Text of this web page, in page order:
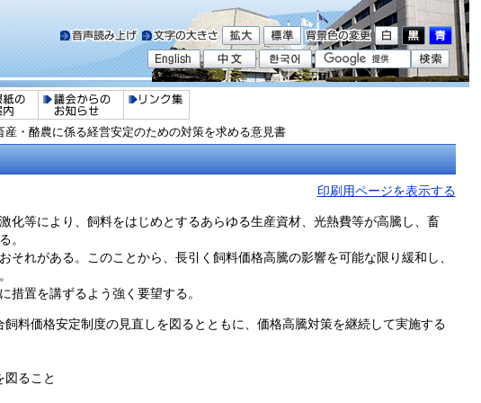
産・酪農に係る経営安定のための対策を求める意見書
印刷用ページを表示する
等により、飼料をはじめとするあらゆる生産資材、光熱費等が高騰し、畜
。
れがある。このことから、長引く飼料価格高騰の影響を可能な限り緩和し、
置を講ずるよう強く要望する。
価格安定制度の見直しを図るとともに、価格高騰対策を継続して実施する
ること